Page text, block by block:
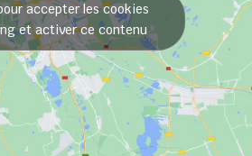
accepter les cookies
et activer ce contenu